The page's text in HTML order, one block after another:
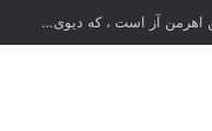
بزرگمهر : زورمندترین و پر گزنده ترین اهرمن آز است ، که دیوی است ستمکار و دیر ساز